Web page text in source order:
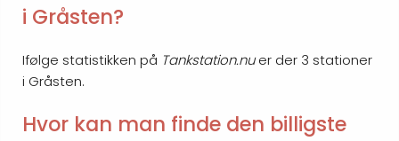
i Gråsten?
Ifølge statistikken på Tankstation.nuer der 3 stationer
i Gråsten.
Hvor kan man finde den billigste